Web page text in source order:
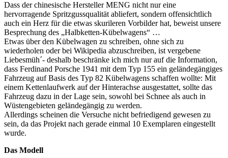
Dass der chinesische Hersteller MENG nicht nur eine
hervorragende Spritzgussqualität abliefert, sondern offensichtlich
auch ein Herz für die etwas skurileren Vorbilder hat, beweist unsere
Besprechung des „Halbketten-Kübelwagens“ …
Etwas über den Kübelwagen zu schreiben, ohne sich zu
wiederholen oder bei Wikipedia abzuschreiben, ist vergebene
Liebesmüh´- deshalb beschränke ich mich nur auf die Information,
dass Ferdinand Porsche 1941 mit dem Typ 155 ein geländegängiges
Fahrzeug auf Basis des Typ 82 Kübelwagens schaffen wollte: Mit
einem Kettenlaufwerk auf der Hinterachse ausgestattet, sollte das
Fahrzeug dazu in der Lage sein, sowohl bei Schnee als auch in
Wüstengebieten geländegängig zu werden.
Allerdings scheinen die Versuche nicht befriedigend gewesen zu
sein, da das Projekt nach gerade einmal 10 Exemplaren eingestellt
wurde.
Das Modell